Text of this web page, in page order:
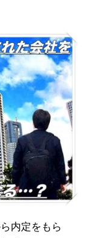
内定をもら